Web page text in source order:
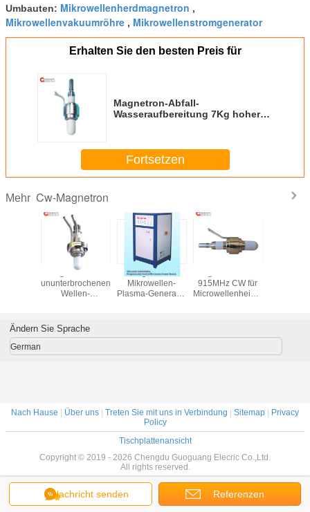
Umbauten: Mikrowellenherdmagnetron ,
Mikrowellenvakuumröhre , Mikrowellenstromgenerator
Erhalten Sie den besten Preis für
Magnetron-Abfall-
Wasseraufbereitung 7Kg hoher
Fortsetzen
Mehr Cw-Magnetron
Magnetron der
ununterbrochenen
Wellen-
Heizung,
Mikrowellen-
Magnetron-
Mikrowellen-
Plasma-Generator
915MHz CW für
Microwellenheizungs-
Nachricht senden Referenzen
Ändern Sie Sprache
German
Nach Hause Über uns Treten Sie mit uns in Verbindung Sitemap
Privacy
Policy
Tischplattenansicht
Copyright © 2019 - 2026 Chengdu Guoguang Elecric Co.,Ltd.
All rights reserved.